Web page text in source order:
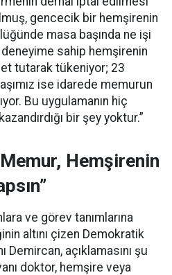
gencecik bir hemşirenin
masa başında ne işi
deneyime sahip hemşirenin
tutarak tükeniyor; 23
ise idarede memurun
Bu uygulamanın hiç
bir şey yoktur.”
Hemşirenin
ve görev tanımlarına
altını çizen Demokratik
Demircan, açıklamasını şu
doktor, hemşire veya